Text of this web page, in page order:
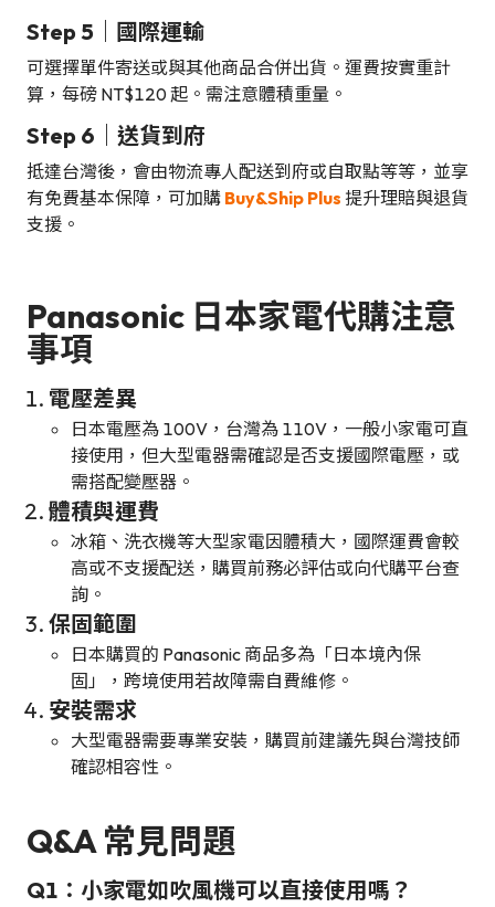
Step 5｜國際運輸
可選擇單件寄送或與其他商品合併出貨。運費按實重計
算，每磅 NT$120 起。需注意體積重量。
Step 6｜送貨到府
抵達台灣後，會由物流專人配送到府或自取點等等，並享
有免費基本保障，可加購 Buy&Ship Plus 提升理賠與退貨
支援。
Panasonic 日本家電代購注意
事項
電壓差異
日本電壓為 100V，台灣為 110V，一般小家電可直
接使用，但大型電器需確認是否支援國際電壓，或
需搭配變壓器。
體積與運費
冰箱、洗衣機等大型家電因體積大，國際運費會較
高或不支援配送，購買前務必評估或向代購平台查
詢。
保固範圍
日本購買的 Panasonic 商品多為「日本境內保
固」，跨境使用若故障需自費維修。
安裝需求
大型電器需要專業安裝，購買前建議先與台灣技師
確認相容性。
Q&A 常見問題
Q1：小家電如吹風機可以直接使用嗎？